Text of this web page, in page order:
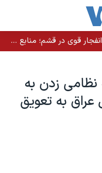
گزارش‌ها از شنیده شدن صدای چند انفجار قوی در قشم؛ منابع حکومتی می‌گویند درگیری در تنگه هرمز بود
زدن به
به تعويق